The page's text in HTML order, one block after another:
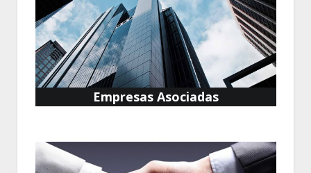
Empresas Asociadas